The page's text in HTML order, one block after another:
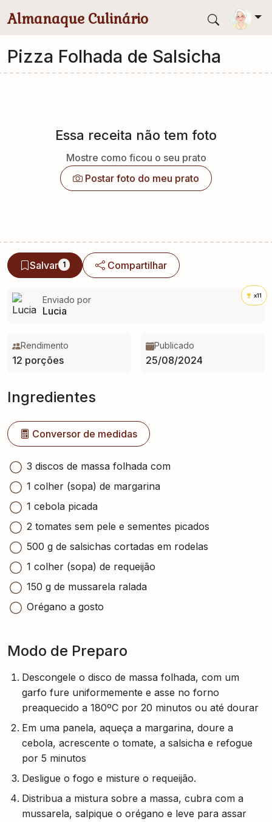
Almanaque Culinário
Pizza Folhada de Salsicha
Essa receita não tem foto
Mostre como ficou o seu prato
Postar foto do meu prato
Salvar 1 Compartilhar
Enviado por
Lucia
x11
Rendimento
12 porções
Publicado
25/08/2024
Ingredientes
Conversor de medidas
3 discos de massa folhada com
1 colher (sopa) de margarina
1 cebola picada
2 tomates sem pele e sementes picados
500 g de salsichas cortadas em rodelas
1 colher (sopa) de requeijão
150 g de mussarela ralada
Orégano a gosto
Modo de Preparo
Descongele o disco de massa folhada, com um
garfo fure uniformemente e asse no forno
preaquecido a 180ºC por 20 minutos ou até dourar
Em uma panela, aqueça a margarina, doure a
cebola, acrescente o tomate, a salsicha e refogue
por 5 minutos
Desligue o fogo e misture o requeijão.
Distribua a mistura sobre a massa, cubra com a
mussarela, salpique o orégano e leve para assar